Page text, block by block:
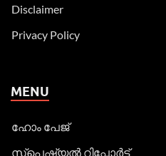
Disclaimer
Privacy Policy
MENU
ഹോം പേജ്
സ്പെഷ്യൽ റിപ്പോര്‍ട്ട്